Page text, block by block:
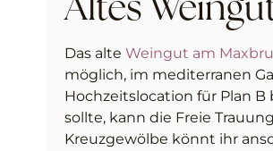
Das alte Weingut am
möglich, im mediterranen
Hochzeitslocation für Plan
sollte, kann die Freie
Kreuzgewölbe könnt ihr